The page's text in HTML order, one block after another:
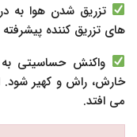
تزریق شدن هوا به
های تزریق کننده
واکنش حساسیتی
خارش، راش و کهیر شود.
می افتد.